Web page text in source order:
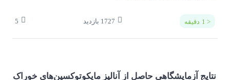
< 1 دقیقه 1727 بازدید 5
نتایج آزمایشگاهی حاصل از آنالیز مایکوتوکسین­‌های خوراک